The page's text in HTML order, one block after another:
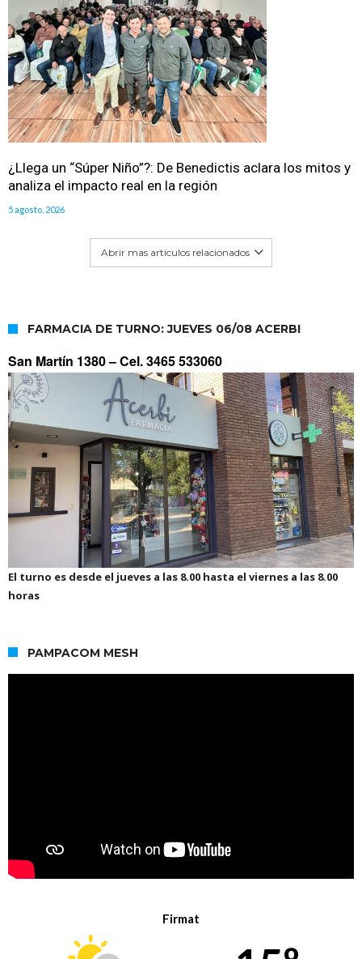
¿Llega un “Súper Niño”?: De Benedictis aclara los mitos y
analiza el impacto real en la región
5 agosto, 2026
Abrir mas artículos relacionados
FARMACIA DE TURNO: JUEVES 06/08 ACERBI
San Martín 1380 –Cel. 3465 533060
El turno es desde el jueves a las 8.00 hasta el viernes a las 8.00
horas
PAMPACOM MESH
Firmat